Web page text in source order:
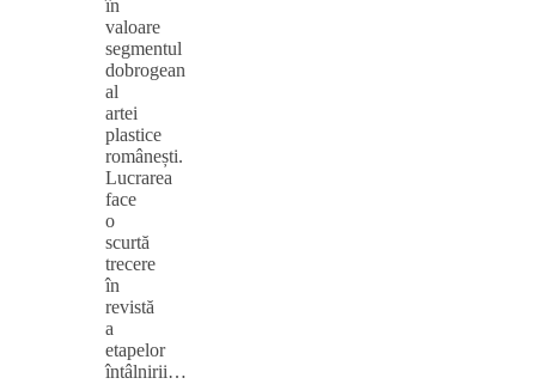
în
valoare
segmentul
dobrogean
al
artei
plastice
românești.
Lucrarea
face
o
scurtă
trecere
în
revistă
a
etapelor
întâlnirii…